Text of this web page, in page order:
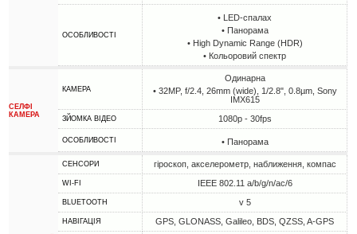
ОСОБЛИВОСТІ
• LED-спалах
• Панорама
• High Dynamic Range (HDR)
• Кольоровий спектр
СЕЛФІ
КАМЕРА
КАМЕРА
Одинарна
• 32MP, f/2.4, 26mm (wide), 1/2.8", 0.8µm, Sony
IMX615
ЗЙОМКА ВІДЕО 1080p - 30fps
ОСОБЛИВОСТІ • Панорама
СЕНСОРИ гіроскоп, акселерометр, наближення, компас
WI-FI IEEE 802.11 a/b/g/n/ac/6
BLUETOOTH v 5
НАВІГАЦІЯ GPS, GLONASS, Galileo, BDS, QZSS, A-GPS